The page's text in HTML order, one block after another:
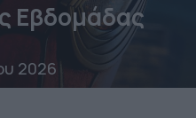
Εβδομάδας
2026